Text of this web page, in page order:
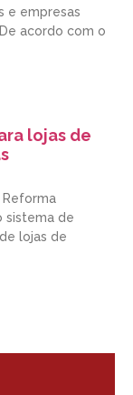
e empresas
acordo com o
lojas de
Reforma
sistema de
lojas de